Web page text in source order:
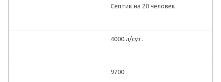
Септик на 20 человек
4000 л/сут.
9700